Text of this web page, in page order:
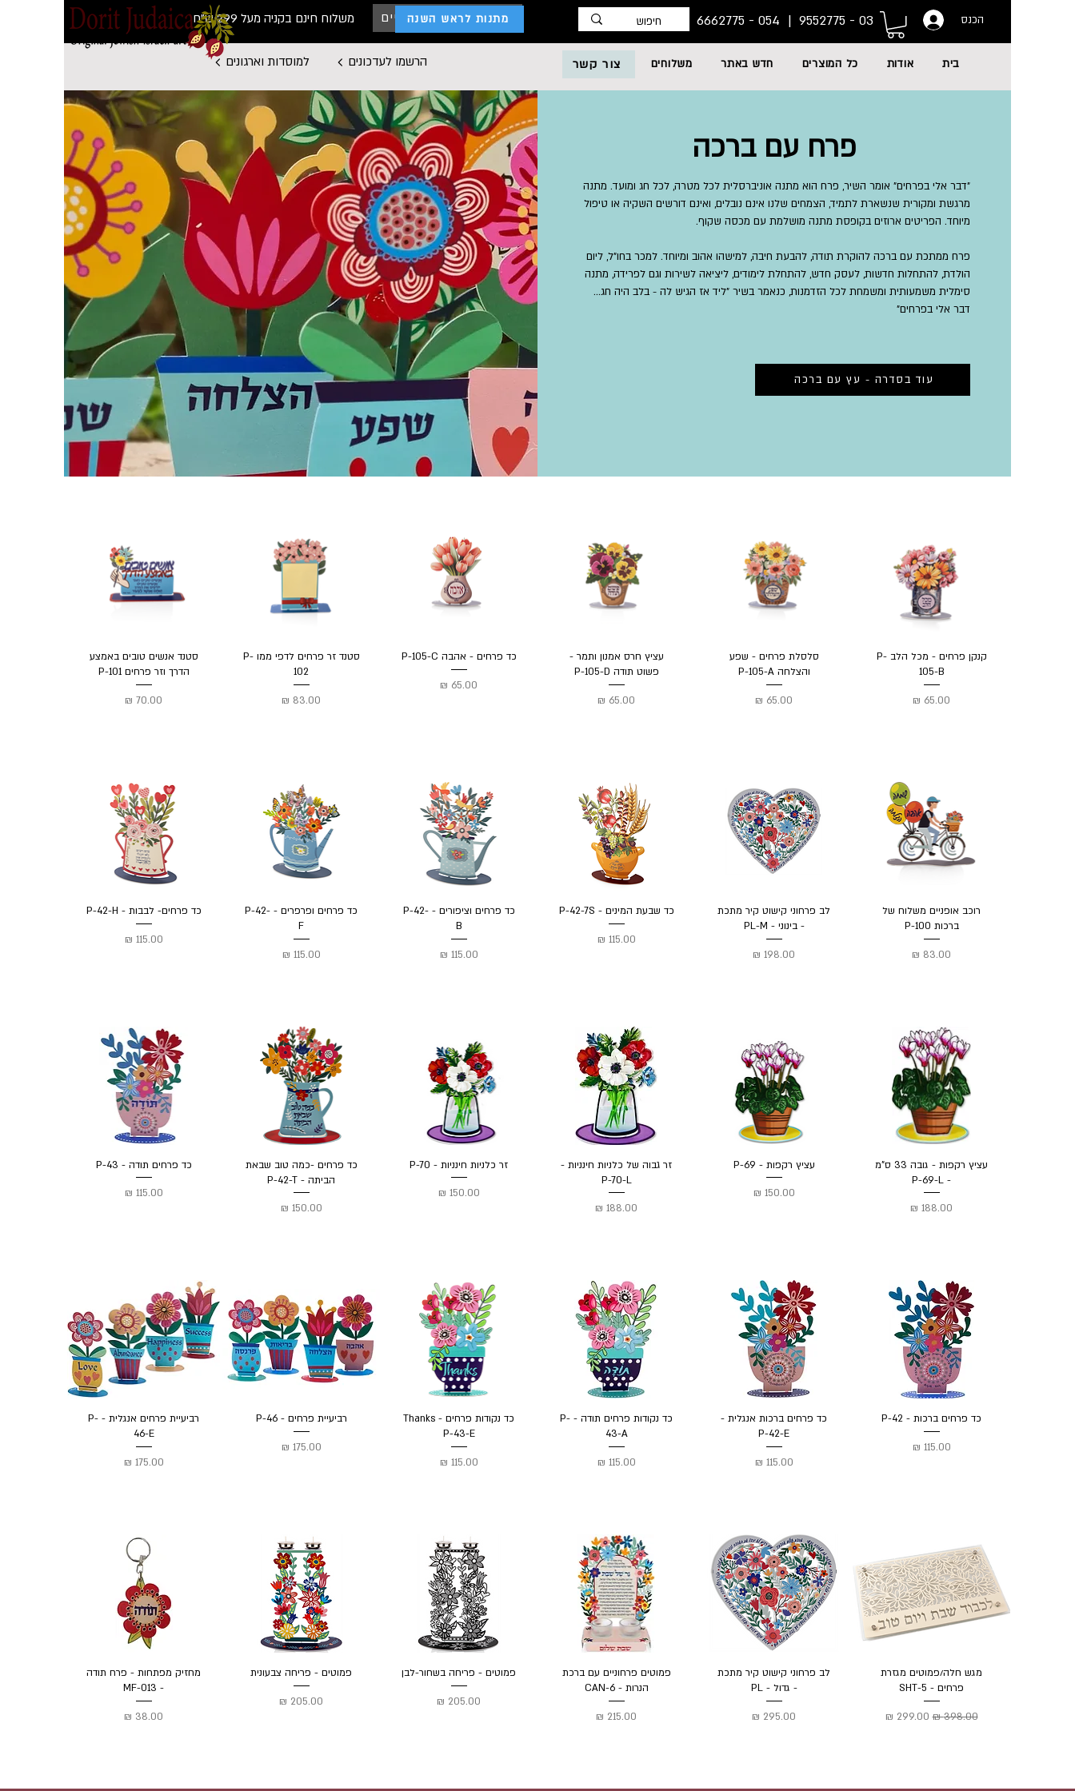
כניסת לקוחות עסקיים משלוח חינם בקניה מעל 299 ש"ח הכנס 03 - 9552775 | מתנות לראש השנה
הרשמו לעדכונים למוסדות וארגונים בית אודות כל המוצרים חדש באתר משלוחים צור קשר
פרח עם ברכה
"דבר אלי בפרחים" אומר השיר, פרח הוא מתנה אוניברסלית לכל מטרה, לכל חג ומועד. מתנה
מרגשת ומקורית שנשארת לתמיד, הצמחים שלנו אינם נובלים, ואינם דורשים השקיה או טיפול
מיוחד. הפריטים ארוזים בקופסת מתנה מושלמת עם מכסה שקוף.
פרח ממתכת עם ברכה להוקרת תודה, להבעת חיבה, למישהו אהוב ומיוחד. למכר בחו"ל, ליום
הולדת, להתחלות חדשות, לעסק חדש, להתחלת לימודים, ליציאה לשירות וגם לפרידה, מתנה
סימלית משמעותית ומשמחת לכל הזדמנות, כנאמר בשיר "ליד אז הגיש לה - בלב היה חג...
דבר אלי בפרחים"
עוד בסדרה - עץ עם ברכה
קנקן פרחים - מכל הלב P-
105-B
מחיר
סלסלת פרחים - שפע
והצלחה P-105-A
מחיר
עציץ חרס אמנון ותמר -
פשוט תודה P-105-D
מחיר
כד פרחים - אהבה P-105-C
מחיר
סטנד זר פרחים לדפי ממו P-
102
מחיר
סטנד אנשים טובים באמצע
הדרך וזר פרחים P-101
מחיר
רוכב אופניים משלוח של
ברכות P-100
מחיר
לב פרחוני קישוט קיר מתכת
- בינוני - PL-M
מחיר
כד שבעת המינים - P-42-7S
מחיר
כד פרחים וציפורים - P-42-
B
מחיר
כד פרחים ופרפרים - P-42-
F
מחיר
כד פרחים- לבבות - P-42-H
מחיר
עציץ רקפות - גובה 33 ס"מ
- P-69-L
מחיר
עציץ רקפות - P-69
מחיר
זר גבוה של כלניות חינניות -
P-70-L
מחיר
זר כלניות חינניות - P-70
מחיר
כד פרחים -כמה טוב שבאת
הביתה - P-42-T
מחיר
כד פרחים תודה - P-43
מחיר
כד פרחים ברכות - P-42
מחיר
כד פרחים ברכות אנגלית -
P-42-E
מחיר
כד נקודות פרחים תודה - P-
43-A
מחיר
כד נקודות פרחים Thanks -
P-43-E
מחיר
רביעיית פרחים - P-46
מחיר
רביעיית פרחים אנגלית - P-
46-E
מחיר
מגש חלה/פמוטים מגזרת
פרחים - SHT-5
מחיר רגיל‏398.00 ‏₪ מחיר מבצע
לב פרחוני קישוט קיר מתכת
- גדול - PL
מחיר
פמוטים פרחוניים עם ברכת
הנרות - CAN-6
מחיר
פמוטים - פריחה בשחור-לבן
מחיר
פמוטים - פריחה צבעונית
מחיר
מחזיק מפתחות - פרח תודה
- MF-013
מחיר